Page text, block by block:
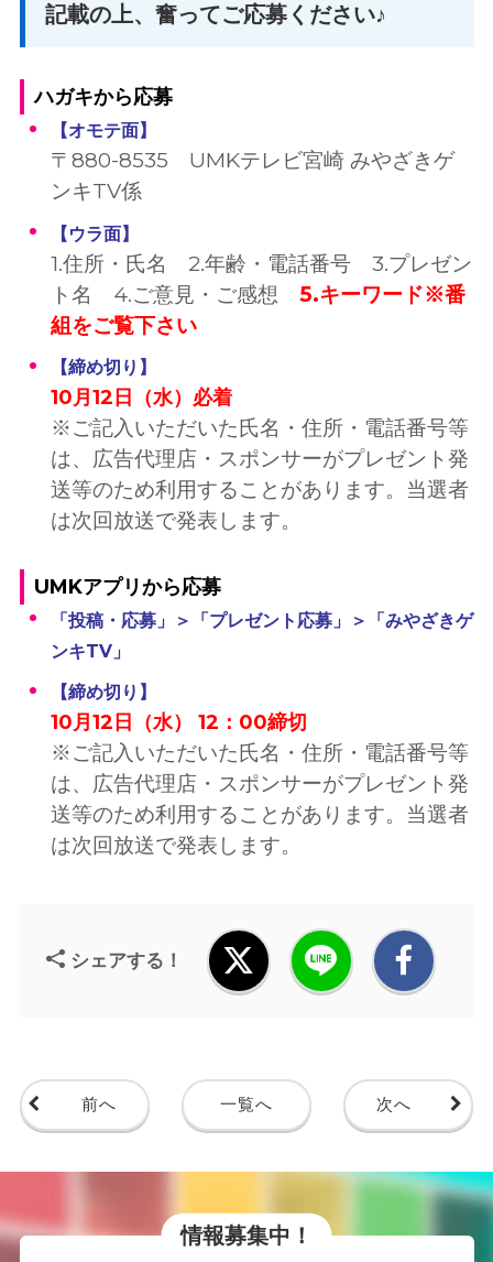
記載の上、奮ってご応募ください♪
ハガキから応募
【オモテ面】
〒880-8535 UMKテレビ宮崎 みやざきゲ
ンキTV係
【ウラ面】
1.住所・氏名 2.年齢・電話番号 3.プレゼン
ト名 4.ご意見・ご感想5.キーワード※番
組をご覧下さい
【締め切り】
10月12日（水）必着
※ご記入いただいた氏名・住所・電話番号等
は、広告代理店・スポンサーがプレゼント発
送等のため利用することがあります。当選者
は次回放送で発表します。
UMKアプリから応募
「投稿・応募」＞「プレゼント応募」＞「みやざきゲ
ンキTV」
【締め切り】
10月12日（水） 12：00締切
※ご記入いただいた氏名・住所・電話番号等
は、広告代理店・スポンサーがプレゼント発
送等のため利用することがあります。当選者
は次回放送で発表します。
シェアする！
前へ 一覧へ 次へ
情報募集中！